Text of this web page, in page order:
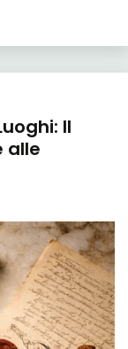
Il
alle